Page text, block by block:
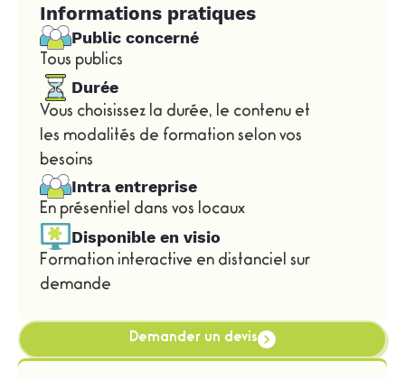
Informations pratiques
Public concerné
Tous publics
Durée
Vous choisissez la durée, le contenu et
les modalités de formation selon vos
besoins
Intra entreprise
En présentiel dans vos locaux
Disponible en visio
Formation interactive en distanciel sur
demande
Demander un devis